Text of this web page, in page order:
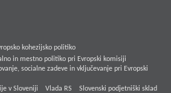
kohezijsko politiko
in mestno politiko pri Evropski komisiji
socialne zadeve in vključevanje pri Evropski
v Sloveniji
Vlada RS
Slovenski podjetniški sklad